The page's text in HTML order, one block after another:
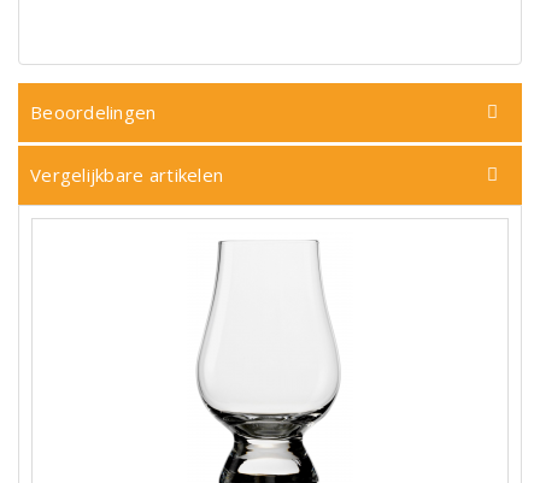
Beoordelingen
Vergelijkbare artikelen